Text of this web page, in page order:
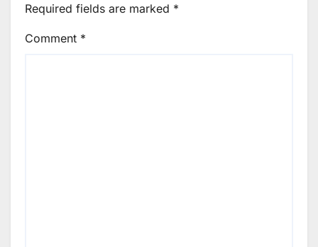
Required fields are marked *
Comment *